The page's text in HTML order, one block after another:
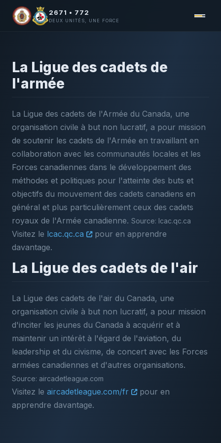
2671 • 772
DEUX UNITÉS, UNE FORCE
La Ligue des cadets de
l'armée
La Ligue des cadets de l'Armée du Canada, une
organisation civile à but non lucratif, a pour mission
de soutenir les cadets de l'Armée en travaillant en
collaboration avec les communautés locales et les
Forces canadiennes dans le développement des
méthodes et politiques pour l'atteinte des buts et
objectifs du mouvement des cadets canadiens en
général et plus particulièrement ceux des cadets
royaux de l'Armée canadienne. Source: lcac.qc.ca
Visitez le lcac.qc.ca
pour en apprendre
davantage.
La Ligue des cadets de l'air
La Ligue des cadets de l'air du Canada, une
organisation civile à but non lucratif, a pour mission
d'inciter les jeunes du Canada à acquérir et à
maintenir un intérêt à l'égard de l'aviation, du
leadership et du civisme, de concert avec les Forces
armées canadiennes et d'autres organisations.
Source: aircadetleague.com
Visitez le aircadetleague.com/fr
pour en
apprendre davantage.